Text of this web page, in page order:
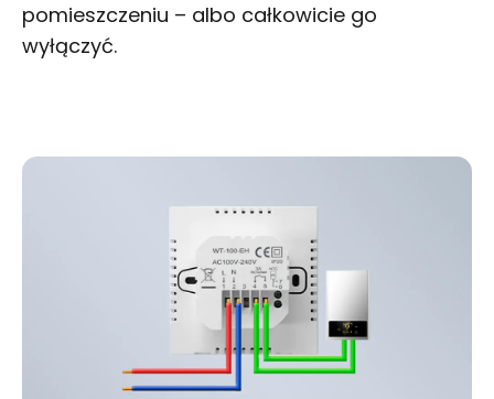
pomieszczeniu – albo całkowicie go
wyłączyć.